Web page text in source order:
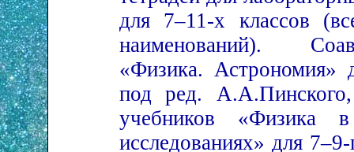
для 7–11-х классов
наименований).
«Физика. Астрономия»
под ред. А.А.Пинского,
учебников «Физика в
исследованиях» для